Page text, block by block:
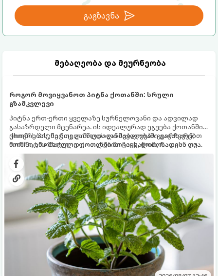
გაგზავნა
მებაღეობა და მეურნეობა
როგორ მოვიყვანოთ პიტნა ქოთანში: სრული
გზამკვლევი
პიტნა ერთ-ერთი ყველაზე სურნელოვანი და ადვილად
გასაზრდელი მცენარეა. ის იდეალურად ეგუება ქოთანში
ცხოვრებას, მეტიც, გამოცდილი მებაღეები გვირჩევენ,
რომ პიტნა მხოლოდ ქოთანში მოვიყვანოთ, რადგან ღია
გრუნტში (ბაღში) დარგვისას ის ფესვებით ძალიან
სწრაფად ვრცელდება და სხვა მცენარეებს ავიწროებს.
ქოთნის პიტნა მთელი წლის განმავლობაში გაგახარებთ
ნორჩი, არომატული ფოთლებით ჩაის, ლიმონათისა თუ
კერძებისთვის.